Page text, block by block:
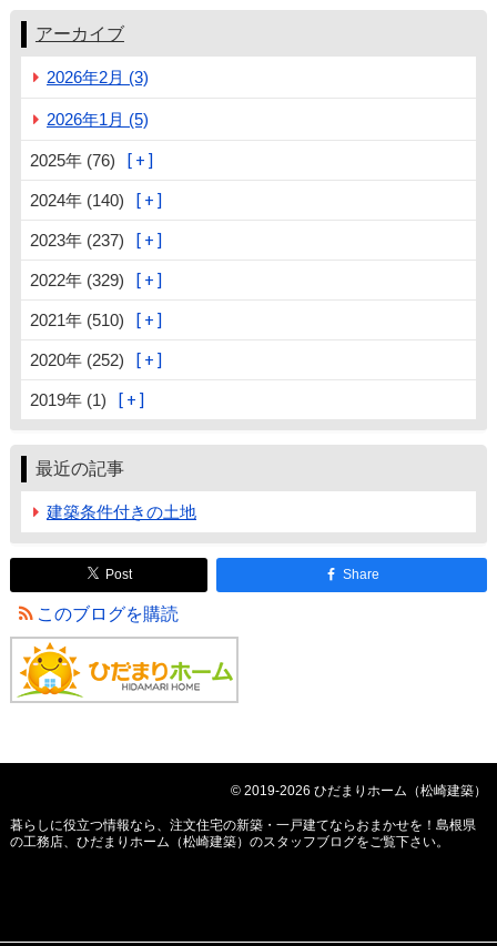
アーカイブ
2026年2月 (3)
2026年1月 (5)
2025年 (76)
2024年 (140)
2023年 (237)
2022年 (329)
2021年 (510)
2020年 (252)
2019年 (1)
最近の記事
建築条件付きの土地
Post Share
このブログを購読
© 2019-2026 ひだまりホーム（松崎建築）
暮らしに役立つ情報なら、 注文住宅の新築・一戸建てならおまかせを！島根県
の工務店、ひだまりホーム（松崎建築）のスタッフブログをご覧下さい。